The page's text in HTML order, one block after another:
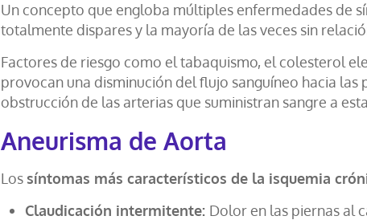
Un concepto que engloba múltiples enfermedades de
totalmente dispares y la mayoría de las veces sin
Factores de riesgo como el tabaquismo, el colesterol
provocan una disminución del flujo sanguíneo hacia las
obstrucción de las arterias que suministran sangre a
Aneurisma de Aorta
Los síntomas más característicos de la isquemia
Claudicación intermitente: Dolor en las piernas al